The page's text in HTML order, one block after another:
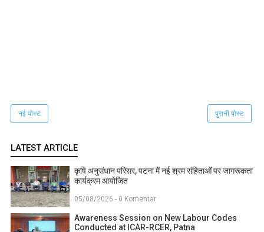
नई पोस्ट पुरानी पोस्ट
LATEST ARTICLE
कृषि अनुसंधान परिसर, पटना में नई श्रम संहिताओं पर जागरूकता
कार्यक्रम आयोजित
05/08/2026 - 0 Komentar
Awareness Session on New Labour Codes
Conducted at ICAR-RCER, Patna